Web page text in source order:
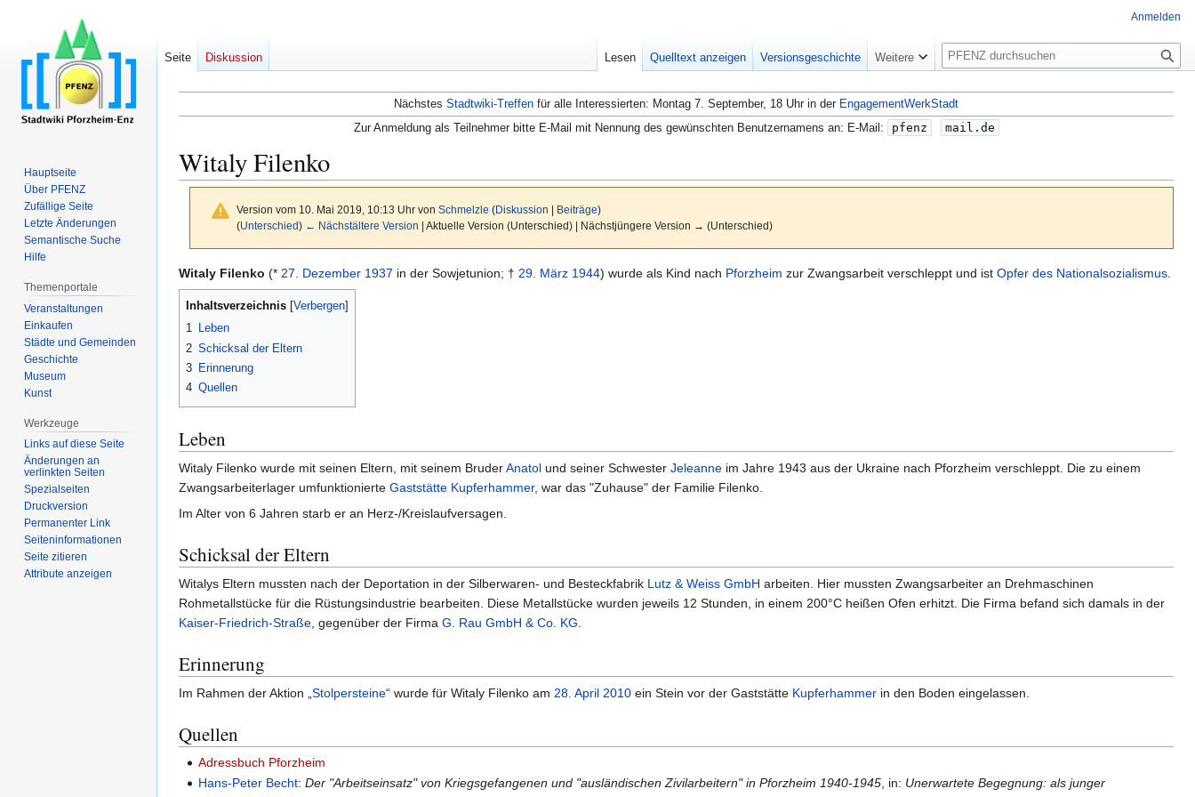
Nächstes Stadtwiki-Treffen für alle Interessierten: Montag 7. September, 18 Uhr in der EngagementWerkStadt
Zur Anmeldung als Teilnehmer bitte E-Mail mit Nennung des gewünschten Benutzernamens an: E-Mail:
pfenz mail.de
Witaly Filenko
Version vom 10. Mai 2019, 10:13 Uhr von Schmelzle (Diskussion | Beiträge)
(Unterschied) ← Nächstältere Version | Aktuelle Version (Unterschied) | Nächstjüngere Version → (Unterschied)
Zur
Navigation
springen
Zur
Suche
springen
Witaly Filenko (* 27. Dezember 1937 in der Sowjetunion; † 29. März 1944) wurde als Kind nach Pforzheim zur Zwangsarbeit verschleppt und ist Opfer des Nationalsozialismus.
Inhaltsverzeichnis
1 Leben
2 Schicksal der Eltern
3 Erinnerung
4 Quellen
Leben
Witaly Filenko wurde mit seinen Eltern, mit seinem BruderAnatol und seiner Schwester Jeleanne im Jahre 1943 aus der Ukraine nach Pforzheim verschleppt. Die zu einem
Zwangsarbeiterlager umfunktionierte Gaststätte Kupferhammer, war das "Zuhause" der Familie Filenko.
Im Alter von 6 Jahren starb er an Herz-/Kreislaufversagen.
Schicksal der Eltern
Witalys Eltern mussten nach der Deportation in der Silberwaren- und Besteckfabrik Lutz & Weiss GmbH arbeiten. Hier mussten Zwangsarbeiter an Drehmaschinen
Rohmetallstücke für die Rüstungsindustrie bearbeiten. Diese Metallstücke wurden jeweils 12 Stunden, in einem 200°C heißen Ofen erhitzt. Die Firma befand sich damals in der
Kaiser-Friedrich-Straße, gegenüber der Firma G. Rau GmbH & Co. KG.
Erinnerung
Im Rahmen der Aktion „Stolpersteine“ wurde für Witaly Filenko am 28. April 2010 ein Stein vor der Gaststätte Kupferhammer in den Boden eingelassen.
Quellen
Adressbuch Pforzheim
Hans-Peter Becht:Der "Arbeitseinsatz" von Kriegsgefangenen und "ausländischen Zivilarbeitern" in Pforzheim 1940-1945 , in: Unerwartete Begegnung: als junger
Anmelden
Seite Diskussion Lesen Quelltext anzeigen Versionsgeschichte Weitere
S
u
c
h
e
Hauptseite
Über PFENZ
Zufällige Seite
Letzte Änderungen
Semantische Suche
Hilfe
Themenportale
Veranstaltungen
Einkaufen
Städte und Gemeinden
Geschichte
Museum
Kunst
Werkzeuge
Links auf diese Seite
Änderungen an
verlinkten Seiten
Spezialseiten
Druckversion
Permanenter Link
Seiten­­informationen
Seite zitieren
Attribute anzeigen